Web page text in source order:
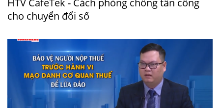
HTV CafeTek - Cách phòng chống tấn công
cho chuyển đổi số